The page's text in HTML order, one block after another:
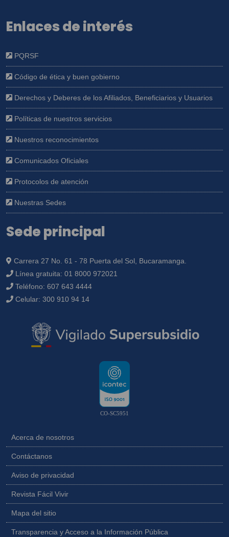
Enlaces de interés
PQRSF
Código de ética y buen gobierno
Derechos y Deberes de los Afiliados, Beneficiarios y Usuarios
Políticas de nuestros servicios
Nuestros reconocimientos
Comunicados Oficiales
Protocolos de atención
Nuestras Sedes
Sede principal
Carrera 27 No. 61 - 78 Puerta del Sol, Bucaramanga.
Línea gratuita: 01 8000 972021
Teléfono: 607 643 4444
Celular: 300 910 94 14
CO-SC5951
Acerca de nosotros
Contáctanos
Aviso de privacidad
Revista Fácil Vivir
Mapa del sitio
Transparencia y Acceso a la Información Pública